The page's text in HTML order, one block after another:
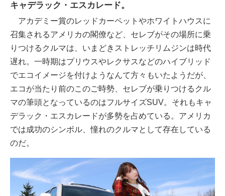
キャデラック・エスカレード。
アカデミー賞のレッドカーペットやホワイトハウスに
召集されるアメリカの閣僚など、セレブがその場所に乗
りつけるクルマは、いまどきストレッチリムジンは時代
遅れ。一時期はプリウスやレクサスなどのハイブリッド
でエコイメージを付けようなんて方々もいたようだが、
エコが当たり前のこのご時勢、セレブが乗りつけるクル
マの筆頭となっているのはフルサイズSUV。それもキャ
デラック・エスカレードが多勢を占めている。アメリカ
では成功のシンボル、憧れのクルマとして存在している
のだ。